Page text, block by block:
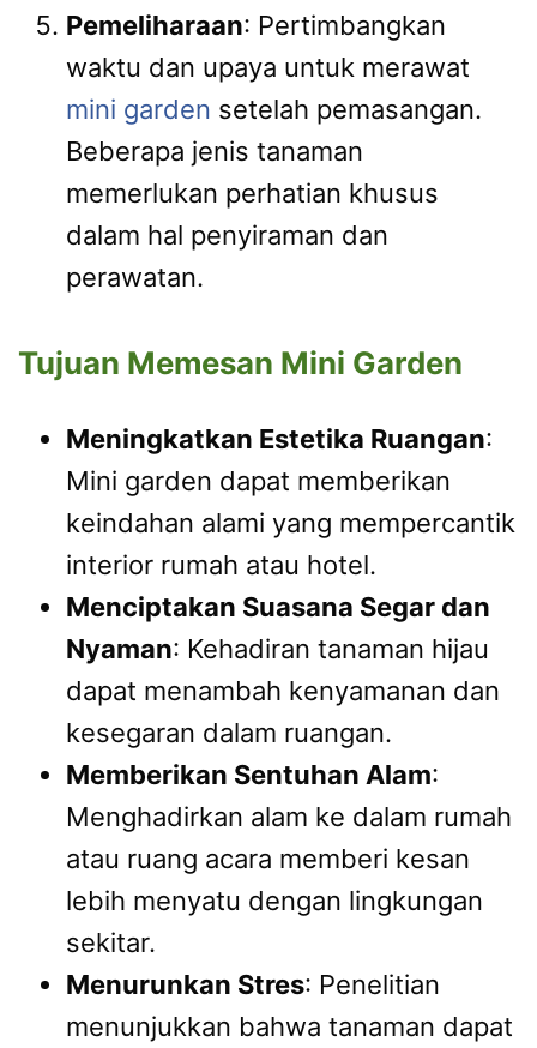
Pemeliharaan: Pertimbangkan
waktu dan upaya untuk merawat
mini garden setelah pemasangan.
Beberapa jenis tanaman
memerlukan perhatian khusus
dalam hal penyiraman dan
perawatan.
Tujuan Memesan Mini Garden
Meningkatkan Estetika Ruangan:
Mini garden dapat memberikan
keindahan alami yang mempercantik
interior rumah atau hotel.
Menciptakan Suasana Segar dan
Nyaman: Kehadiran tanaman hijau
dapat menambah kenyamanan dan
kesegaran dalam ruangan.
Memberikan Sentuhan Alam:
Menghadirkan alam ke dalam rumah
atau ruang acara memberi kesan
lebih menyatu dengan lingkungan
sekitar.
Menurunkan Stres: Penelitian
menunjukkan bahwa tanaman dapat